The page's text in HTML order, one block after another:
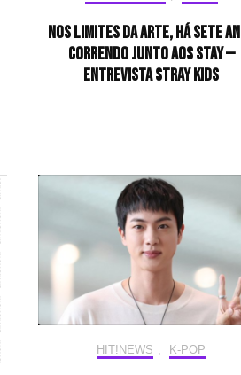
Nos limites da arte, há sete
correndo junto aos STAY —
Entrevista Stray Kids
HIT!NEWS K-POP